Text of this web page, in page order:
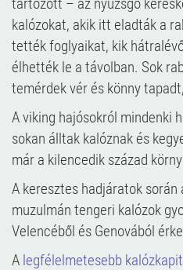
kalózokat, akik itt eladták a
tették foglyaikat, kik
élhették le a távolban. Sok
temérdek vér és könny
A viking hajósokról mindenki
sokan álltak kalóznak és
már a kilencedik század
A keresztes hadjáratok során
muzulmán tengeri kalózok
Velencéből és Genovából
A legfélelmetesebb